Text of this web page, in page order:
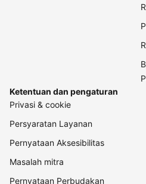
Ketentuan dan pengaturan
Privasi & cookie
Persyaratan Layanan
Pernyataan Aksesibilitas
Masalah mitra
Pernyataan Perbudakan